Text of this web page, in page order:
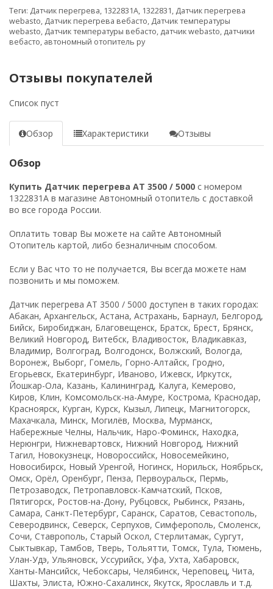
Теги: Датчик перегрева, 1322831A, 1322831, Датчик перегрева
webasto, Датчик перегрева вебасто, Датчик температуры
webasto, Датчик температуры вебасто, датчик webasto, датчики
вебасто, автономный отопитель ру
Отзывы покупателей
Список пуст
Обзор Характеристики Отзывы
Обзор
Купить Датчик перегрева AT 3500 / 5000 с номером
1322831A в магазине Автономный отопитель с доставкой
во все города России.
Оплатить товар Вы можете на сайте Автономный
Отопитель картой, либо безналичным способом.
Если у Вас что то не получается, Вы всегда можете нам
позвонить и мы поможем.
Датчик перегрева AT 3500 / 5000 доступен в таких городах:
Абакан, Архангельск, Астана, Астрахань, Барнаул, Белгород,
Бийск, Биробиджан, Благовещенск, Братск, Брест, Брянск,
Великий Новгород, Витебск, Владивосток, Владикавказ,
Владимир, Волгоград, Волгодонск, Волжский, Вологда,
Воронеж, Выборг, Гомель, Горно-Алтайск, Гродно,
Егорьевск, Екатеринбург, Иваново, Ижевск, Иркутск,
Йошкар-Ола, Казань, Калининград, Калуга, Кемерово,
Киров, Клин, Комсомольск-на-Амуре, Кострома, Краснодар,
Красноярск, Курган, Курск, Кызыл, Липецк, Магнитогорск,
Махачкала, Минск, Могилёв, Москва, Мурманск,
Набережные Челны, Нальчик, Наро-Фоминск, Находка,
Нерюнгри, Нижневартовск, Нижний Новгород, Нижний
Тагил, Новокузнецк, Новороссийск, Новосемейкино,
Новосибирск, Новый Уренгой, Ногинск, Норильск, Ноябрьск,
Омск, Орёл, Оренбург, Пенза, Первоуральск, Пермь,
Петрозаводск, Петропавловск-Камчатский, Псков,
Пятигорск, Ростов-на-Дону, Рубцовск, Рыбинск, Рязань,
Самара, Санкт-Петербург, Саранск, Саратов, Севастополь,
Северодвинск, Северск, Серпухов, Симферополь, Смоленск,
Сочи, Ставрополь, Старый Оскол, Стерлитамак, Сургут,
Сыктывкар, Тамбов, Тверь, Тольятти, Томск, Тула, Тюмень,
Улан-Удэ, Ульяновск, Уссурийск, Уфа, Ухта, Хабаровск,
Ханты-Мансийск, Чебоксары, Челябинск, Череповец, Чита,
Шахты, Элиста, Южно-Сахалинск, Якутск, Ярославль и т.д.